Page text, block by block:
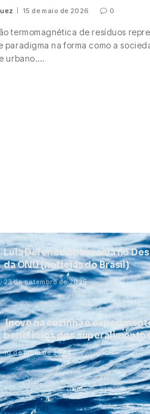
15 de maio de 2026 0
termomagnética de resíduos
paradigma na forma como a
urbano.…
Lula Defende Soberania no
da ONU (notícias do Brasil)
23 de setembro de 2025
Inove na cozinha e
benefícios dos
10 de julho de 2024